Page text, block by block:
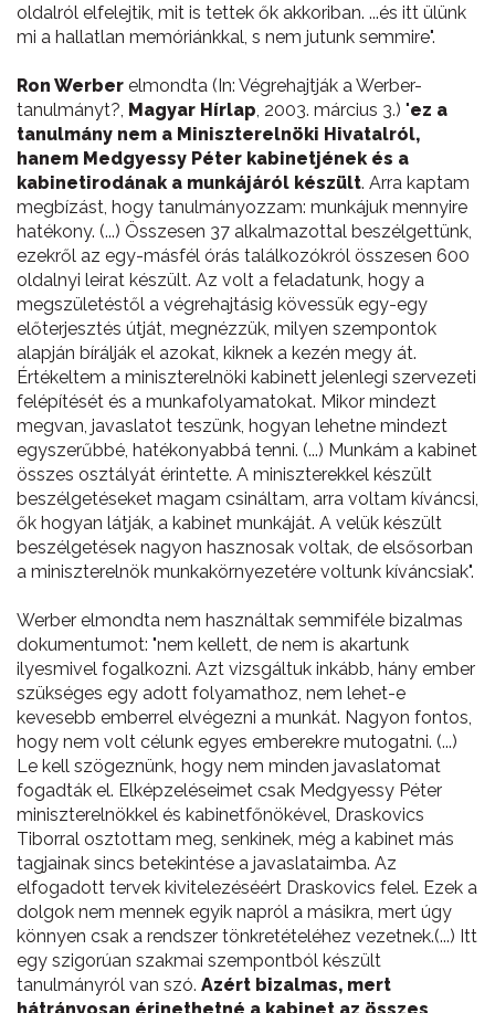
oldalról elfelejtik, mit is tettek ők akkoriban. ...és itt ülünk
mi a hallatlan memóriánkkal, s nem jutunk semmire".
Ron Werber elmondta (In: Végrehajtják a Werber-
tanulmányt?, Magyar Hírlap, 2003. március 3.) "ez a
tanulmány nem a Miniszterelnöki Hivatalról,
hanem Medgyessy Péter kabinetjének és a
kabinetirodának a munkájáról készült. Arra kaptam
megbízást, hogy tanulmányozzam: munkájuk mennyire
hatékony. (...) Összesen 37 alkalmazottal beszélgettünk,
ezekről az egy-másfél órás találkozókról összesen 600
oldalnyi leirat készült. Az volt a feladatunk, hogy a
megszületéstől a végrehajtásig kövessük egy-egy
előterjesztés útját, megnézzük, milyen szempontok
alapján bírálják el azokat, kiknek a kezén megy át.
Értékeltem a miniszterelnöki kabinett jelenlegi szervezeti
felépítését és a munkafolyamatokat. Mikor mindezt
megvan, javaslatot teszünk, hogyan lehetne mindezt
egyszerűbbé, hatékonyabbá tenni. (...) Munkám a kabinet
összes osztályát érintette. A miniszterekkel készült
beszélgetéseket magam csináltam, arra voltam kíváncsi,
ők hogyan látják, a kabinet munkáját. A velük készült
beszélgetések nagyon hasznosak voltak, de elsősorban
a miniszterelnök munkakörnyezetére voltunk kíváncsiak".
Werber elmondta nem használtak semmiféle bizalmas
dokumentumot: "nem kellett, de nem is akartunk
ilyesmivel fogalkozni. Azt vizsgáltuk inkább, hány ember
szükséges egy adott folyamathoz, nem lehet-e
kevesebb emberrel elvégezni a munkát. Nagyon fontos,
hogy nem volt célunk egyes emberekre mutogatni. (...)
Le kell szögeznünk, hogy nem minden javaslatomat
fogadták el. Elképzeléseimet csak Medgyessy Péter
miniszterelnökkel és kabinetfőnökével, Draskovics
Tiborral osztottam meg, senkinek, még a kabinet más
tagjainak sincs betekintése a javaslataimba. Az
elfogadott tervek kivitelezéséért Draskovics felel. Ezek a
dolgok nem mennek egyik napról a másikra, mert úgy
könnyen csak a rendszer tönkretételéhez vezetnek.(...) Itt
egy szigorúan szakmai szempontból készült
tanulmányról van szó. Azért bizalmas, mert